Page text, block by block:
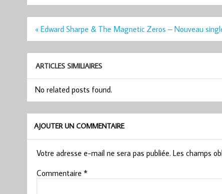
Navigation
l’article
« Edward Sharpe & The Magnetic Zeros – Nouveau
ARTICLES SIMILIAIRES
No related posts found.
AJOUTER UN COMMENTAIRE
Votre adresse e-mail ne sera pas publiée. Les champs
Commentaire *